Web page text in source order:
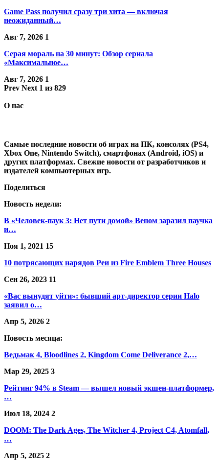
Game Pass получил сразу три хита — включая
неожиданный…
Авг 7, 2026 1
Серая мораль на 30 минут: Обзор сериала
«Максимальное…
Авг 7, 2026 1
Prev Next 1 из 829
О нас
Самые последние новости об играх на ПК, консолях (PS4,
Xbox One, Nintendo Switch), смартфонах (Android, iOS) и
других платформах. Свежие новости от разработчиков и
издателей компьютерных игр.
Поделиться
Новость недели:
В «Человек-паук 3: Нет пути домой» Веном заразил паучка
и…
Ноя 1, 2021 15
10 потрясающих нарядов Реи из Fire Emblem Three Houses
Сен 26, 2023 11
«Вас вынудят уйти»: бывший арт-директор серии Halo
заявил о…
Апр 5, 2026 2
Новость месяца:
Ведьмак 4, Bloodlines 2, Kingdom Come Deliverance 2,…
Мар 29, 2025 3
Рейтинг 94% в Steam — вышел новый экшен-платформер,
…
Июл 18, 2024 2
DOOM: The Dark Ages, The Witcher 4, Project C4, Atomfall,
…
Апр 5, 2025 2